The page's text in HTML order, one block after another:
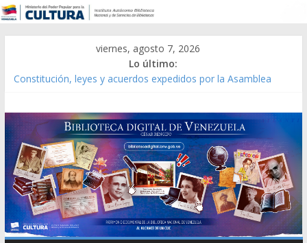
viernes, agosto 7, 2026
Lo último:
Constitución, leyes y acuerdos expedidos por la Asamblea
Modesta Bor Sánchez [material gráfico]
Gaceta Oficial de la República de Venezuela año CXXXIII Mes V,
Caracas 09 de marzo de 2006 N° 38.394
Catálogo temático de obras de Modesta Bor